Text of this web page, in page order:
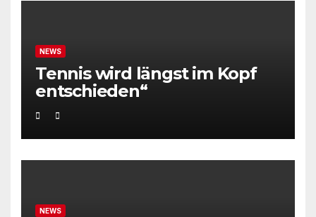
NEWS
Tennis wird längst im Kopf
entschieden“
NEWS